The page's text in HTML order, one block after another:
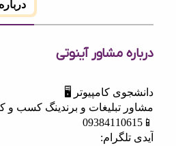
مشاور آینوتی
کامپیوتر 🖥️
تبلیغات و برندینگ کسب و کارها 💥✨